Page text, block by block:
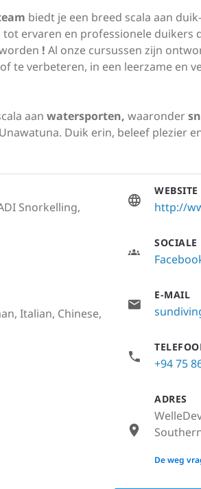
biedt je een breed scala aan
ervaren en professionele duikers
! Al onze cursussen zijn
te verbeteren, in een leerzame en
aan watersporten, waaronder
Duik erin, beleef plezier
Snorkelling,
Italian, Chinese,
WEBSITE
http://
E-MAIL
+94 75
ADRES
None
De weg